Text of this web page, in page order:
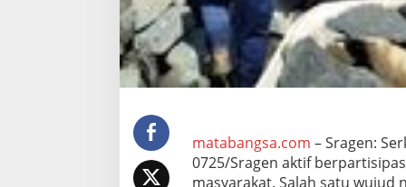
G
u
n
a
M
e
e
r
k
matabangsa.com – Sragen:
0725/Sragen aktif
masyarakat. Salah satu wujud